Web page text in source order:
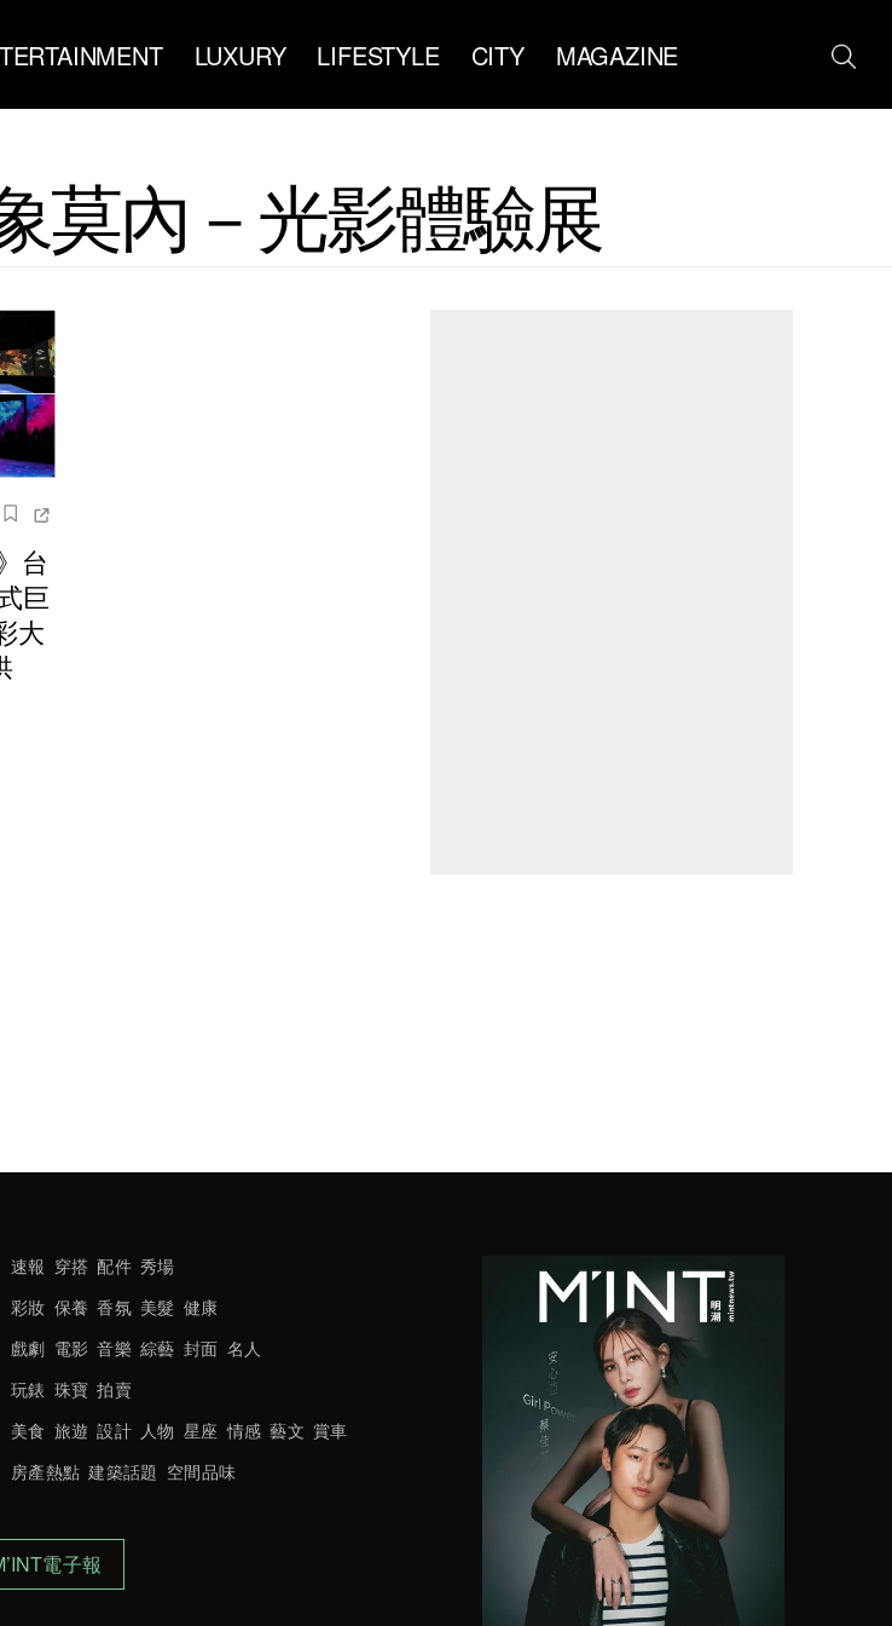
LUXURY LIFESTYLE CITY MAGAZINE
莫內－光影體驗展
台
巨
大
速報 穿搭 配件 秀場
彩妝 保養 香氛 美髮 健康
戲劇 電影 音樂 綜藝 封面 名人
玩錶 珠寶 拍賣
美食 旅遊 設計 人物 星座 情感 藝文 賞車
房產熱點 建築話題 空間品味
電子報